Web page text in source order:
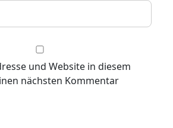
und Website in diesem
nächsten Kommentar